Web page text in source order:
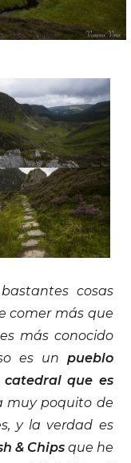
cosas
comer más que
más conocido
es un pueblo
que es
muy poquito de
y la verdad es
& Chipsque he